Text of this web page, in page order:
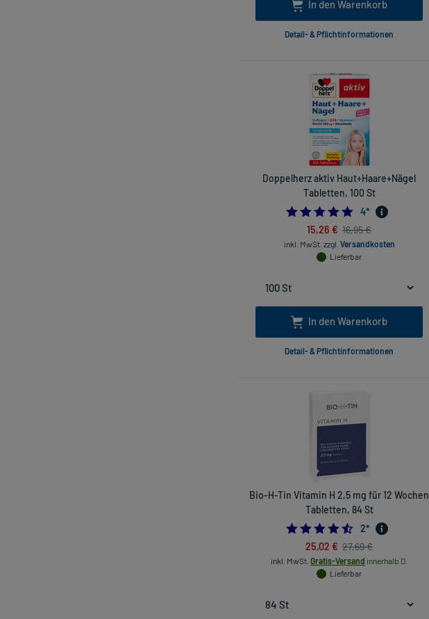
In den Warenkorb
Detail- & Pflichtinformationen
Doppelherz aktiv Haut+Haare+Nägel
Tabletten, 100 St
4.75
4*
15,26 € 16,95 €
inkl. MwSt. zzgl. Versandkosten
Lieferbar
In den Warenkorb
Detail- & Pflichtinformationen
Bio-H-Tin Vitamin H 2,5 mg für 12 Wochen
Tabletten, 84 St
4.5
2*
25,02 € 27,69 €
inkl. MwSt. Gratis-Versand innerhalb D.
Lieferbar